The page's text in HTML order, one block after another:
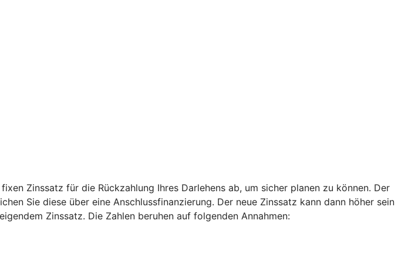
Zinssatz für die Rückzahlung Ihres Darlehens ab, um sicher planen zu können. Der
Sie diese über eine Anschlussfinanzierung. Der neue Zinssatz kann dann höher sein
Zinssatz. Die Zahlen beruhen auf folgenden Annahmen: